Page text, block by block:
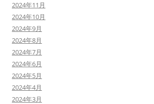
2024年11月
2024年10月
2024年9月
2024年8月
2024年7月
2024年6月
2024年5月
2024年4月
2024年3月